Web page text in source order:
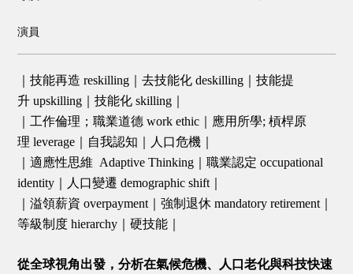
演員
｜技能再造 reskilling｜去技能化 deskilling｜技能提
升 upskilling｜技能化 skilling｜
｜工作倫理；職業道德 work ethic｜應用所學; 槓桿原
理 leverage｜自我認知｜人口危機｜
｜適應性思維 Adaptive Thinking｜職業認定 occupational
identity｜人口變遷 demographic shift｜
｜溢領薪資 overpayment｜強制退休 mandatory retirement｜
等級制度 hierarchy｜硬技能｜
從全球視角出發，分析在氣候危機、人口老化與科技快速